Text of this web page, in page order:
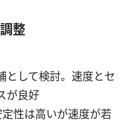
整
として検討。速度とセ
が良好
性は高いが速度が若